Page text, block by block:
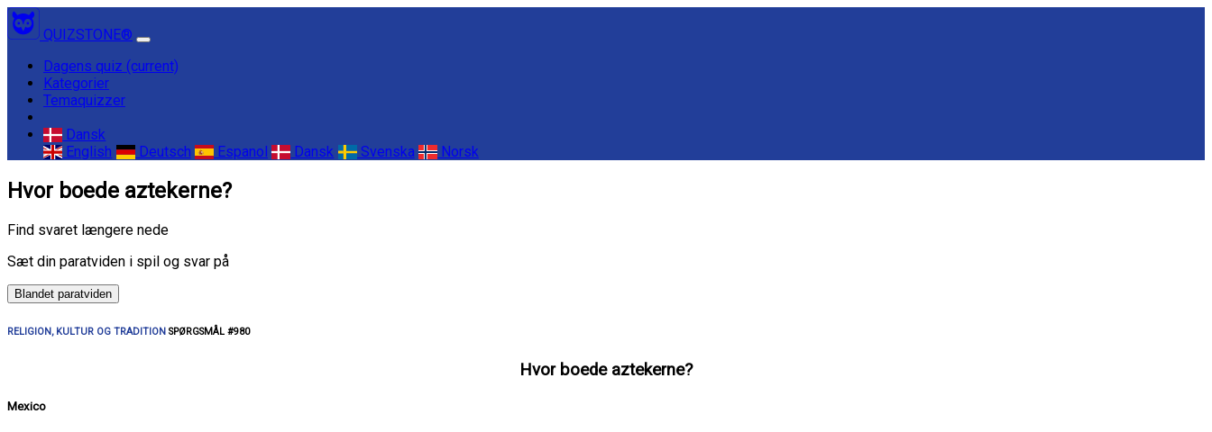
QUIZSTONE®
Dagens quiz (current)
Kategorier
Temaquizzer
Dansk
English
Deutsch Espanol Dansk Svenska Norsk
Hvor boede aztekerne?
Find svaret længere nede
Sæt din paratviden i spil og svar på
Blandet paratviden
RELIGION, KULTUR OG TRADITION SPØRGSMÅL #980
Hvor boede aztekerne?
Mexico